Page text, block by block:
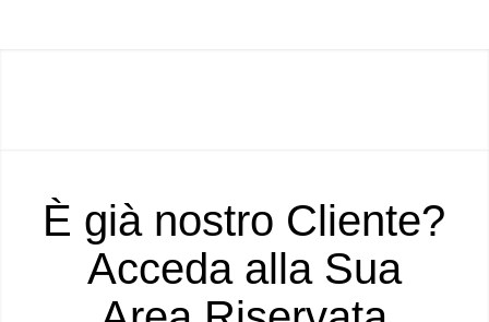
È già nostro Cliente?
Acceda alla Sua